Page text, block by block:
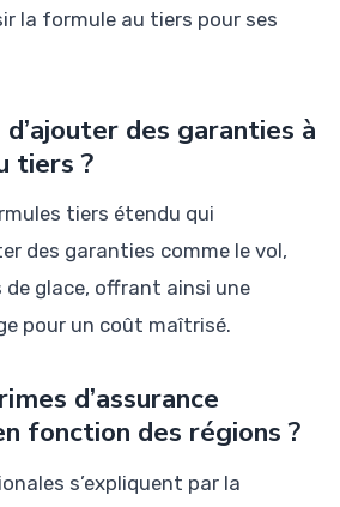
la formule au tiers pour ses
des garanties à
tiers ?
tiers étendu qui
des garanties comme le vol,
de glace, offrant ainsi une
pour un coût maîtrisé.
d’assurance
fonction des régions ?
s’expliquent par la